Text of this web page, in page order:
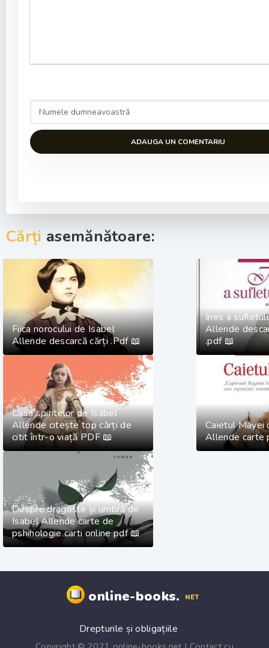
ADAUGA UN COMENTARIU
Cărți asemănătoare:
Fiica norocului de Isabel
Allende descarcă cărți .Pdf 📖
Ines a
Allende
.pdf 📖
Casa spiritelor de Isabel
Allende citește top cărți de
citit într-o viață PDF 📖
Caietul Mayei
Allende carte
Despre dragoste și umbră de
Isabel Allende carte de
pshihologie carti online pdf 📖
online-books. NET
Drepturile și obligațiile